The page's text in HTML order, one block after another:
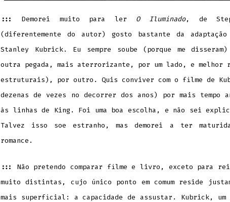
::: Demorei muito para ler O Iluminado, de
(diferentemente do autor) gosto bastante da
Stanley Kubrick. Eu sempre soube (porque me
outra pegada, mais aterrorizante, por um lado, e melhor
estruturais), por outro. Quis conviver com o filme de
dezenas de vezes no decorrer dos anos) por mais tempo
às linhas de King. Foi uma boa escolha, e não sei
Talvez isso soe estranho, mas demorei a ter
romance.
:::
Não pretendo comparar filme e livro, exceto para
muito distintas, cujo único ponto em comum reside
mais superficial: a capacidade de assustar. Kubrick, um